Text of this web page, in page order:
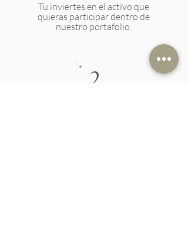
Tu inviertes en el activo que
quieras participar dentro de
nuestro portafolio.
2